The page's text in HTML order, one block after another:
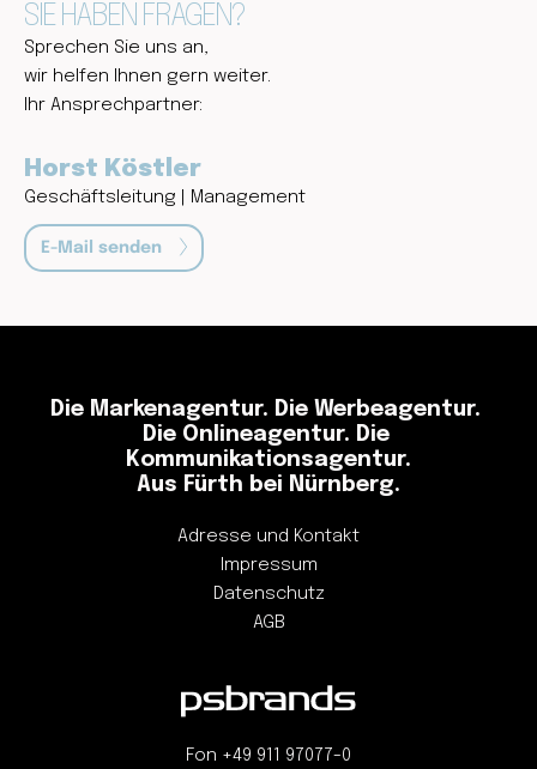
SIE HABEN FRAGEN?
Sprechen Sie uns an,
wir helfen Ihnen gern weiter.
Ihr Ansprechpartner:
Horst Köstler
Geschäftsleitung | Management
E-Mail senden
Die Markenagentur. Die Werbeagentur.
Die Onlineagentur. Die
Kommunikationsagentur.
Aus Fürth bei Nürnberg.
Adresse und Kontakt
Impressum
Datenschutz
AGB
Fon +49 911 97077-0